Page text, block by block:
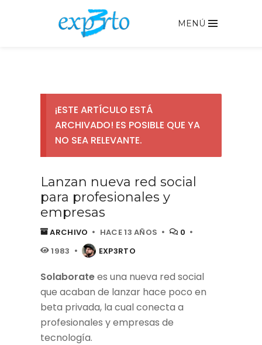
MENÚ
¡ESTE ARTÍCULO ESTÁ
ARCHIVADO! ES POSIBLE QUE YA
NO SEA RELEVANTE.
Lanzan nueva red social
para profesionales y
empresas
ARCHIVO HACE 13 AÑOS
0
1983
EXP3RTO
Solaboratees una nueva red social
que acaban de lanzar hace poco en
beta privada, la cual conecta a
profesionales y empresas de
tecnología.